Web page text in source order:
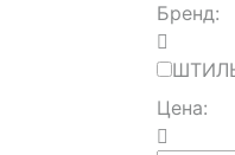
Бренд:
Цена: